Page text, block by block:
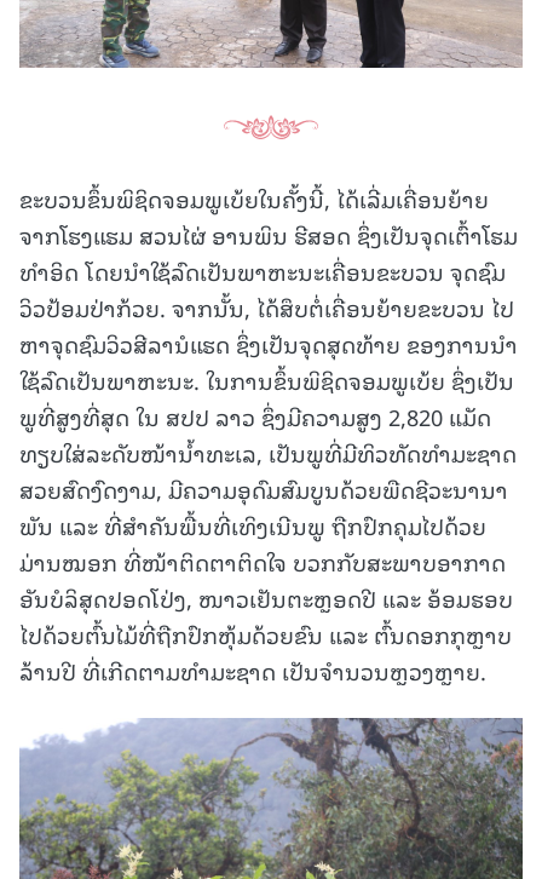
ຂະບວນຂຶ້ນພິຊິດຈອມພູເບ້ຍໃນຄັ້ງນີ້, ໄດ້ເລີ່ມເຄື່ອນຍ້າຍ
ຈາກໂຮງແຮມ ສວນໄຜ່ ອານພິນ ຮີສອດ ຊຶ່ງເປັນຈຸດເຕົ້າໂຮມ
ທຳອິດ ໂດຍນຳໃຊ້ລົດເປັນພາຫະນະເຄື່ອນຂະບວນ ຈຸດຊົມ
ວິວປ້ອມປ່າກ້ວຍ. ຈາກນັ້ນ, ໄດ້ສຶບຕໍ່ເຄື່ອນຍ້າຍຂະບວນ ໄປ
ຫາຈຸດຊົມວິວສີລານໍແຮດ ຊຶ່ງເປັນຈຸດສຸດທ້າຍ ຂອງການນຳ
ໃຊ້ລົດເປັນພາຫະນະ. ໃນການຂຶ້ນພິຊິດຈອມພູເບ້ຍ ຊຶ່ງເປັນ
ພູທີ່ສູງທີ່ສຸດ ໃນ ສປປ ລາວ ຊຶ່ງມີຄວາມສູງ 2,820 ແມັດ
ທຽບໃສ່ລະດັບໜ້ານໍ້າທະເລ, ເປັນພູທີ່ມີທິວທັດທຳມະຊາດ
ສວຍສົດງົດງາມ, ມີຄວາມອຸດົມສົມບູນດ້ວຍພືດຊີວະນານາ
ພັນ ແລະ ທີ່ສໍາຄັນພື້ນທີ່ເທິງເນີນພູ ຖືກປົກຄຸມໄປດ້ວຍ
ມ່ານໝອກ ທີ່ໜ້າຕິດຕາຕິດໃຈ ບວກກັບສະພາບອາກາດ
ອັນບໍລິສຸດປອດໂປ່ງ, ໜາວເຢັນຕະຫຼອດປີ ແລະ ອ້ອມຮອບ
ໄປດ້ວຍຕົ້ນໄມ້ທີ່ຖືກປົກຫຸ້ມດ້ວຍຂົນ ແລະ ຕົ້ນດອກກຸຫຼາບ
ລ້ານປີ ທີ່ເກີດຕາມທຳມະຊາດ ເປັນຈໍານວນຫຼວງຫຼາຍ.